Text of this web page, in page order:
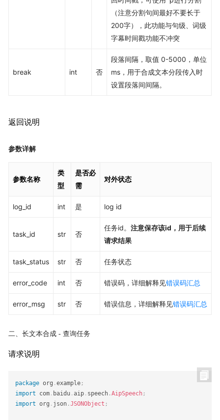
（注意分割句间最好不要长于
200字），此功能与句级、词级
字幕时间戳功能不冲突
break int 否
段落间隔，取值 0-5000，单位
ms，用于合成文本分段传入时
设置段落间间隔。
返回说明
参数详解
参数名称
类
型
是否必
需
对外状态
log_id int 是 log id
task_id str 否
任务id。 注意保存该id，用于后续
请求结果
task_status str 否 任务状态
error_code int 否 错误码，详细解释见错误码汇总
error_msg str 否 错误信息，详细解释见错误码汇总
二、长文本合成 - 查询任务
请求说明
package org . example;
import
com. baidu. aip. speech.AipSpeech;
import org . json.JSONObject ;